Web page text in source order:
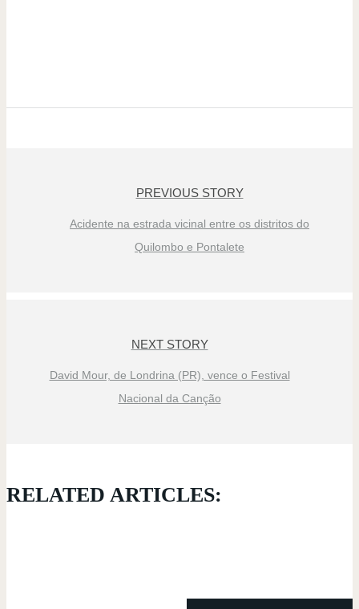
PREVIOUS STORY
Acidente na estrada vicinal entre os distritos do
Quilombo e Pontalete
NEXT STORY
David Mour, de Londrina (PR), vence o Festival
Nacional da Canção
RELATED ARTICLES: